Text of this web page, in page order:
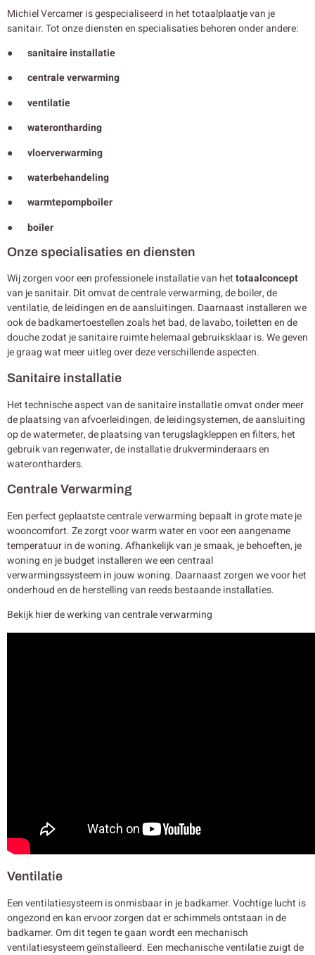
Michiel Vercamer is gespecialiseerd in het totaalplaatje van je
sanitair. Tot onze diensten en specialisaties behoren onder andere:
● sanitaire installatie
● centrale verwarming
● ventilatie
● waterontharding
● vloerverwarming
● waterbehandeling
● warmtepompboiler
● boiler
Onze specialisaties en diensten
Wij zorgen voor een professionele installatie van hettotaalconcept
van je sanitair. Dit omvat de centrale verwarming, de boiler, de
ventilatie, de leidingen en de aansluitingen. Daarnaast installeren we
ook de badkamertoestellen zoals het bad, de lavabo, toiletten en de
douche zodat je sanitaire ruimte helemaal gebruiksklaar is. We geven
je graag wat meer uitleg over deze verschillende aspecten.
Sanitaire installatie
Het technische aspect van de sanitaire installatie omvat onder meer
de plaatsing van afvoerleidingen, de leidingsystemen, de aansluiting
op de watermeter, de plaatsing van terugslagkleppen en filters, het
gebruik van regenwater, de installatie drukverminderaars en
waterontharders.
Centrale Verwarming
Een perfect geplaatste centrale verwarming bepaalt in grote mate je
wooncomfort. Ze zorgt voor warm water en voor een aangename
temperatuur in de woning. Afhankelijk van je smaak, je behoeften, je
woning en je budget installeren we een centraal
verwarmingssysteem in jouw woning. Daarnaast zorgen we voor het
onderhoud en de herstelling van reeds bestaande installaties.
Bekijk hier de werking van centrale verwarming
Ventilatie
Een ventilatiesysteem is onmisbaar in je badkamer. Vochtige lucht is
ongezond en kan ervoor zorgen dat er schimmels ontstaan in de
badkamer. Om dit tegen te gaan wordt een mechanisch
ventilatiesysteem geïnstalleerd. Een mechanische ventilatie zuigt de